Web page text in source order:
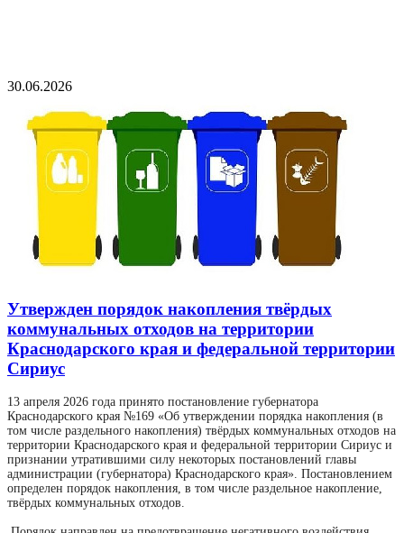
30.06.2026
Утвержден порядок накопления твёрдых
коммунальных отходов на территории
Краснодарского края и федеральной территории
Сириус
13 апреля 2026 года принято постановление губернатора
Краснодарского края №169 «Об утверждении порядка накопления (в
том числе раздельного накопления) твёрдых коммунальных отходов на
территории Краснодарского края и федеральной территории Сириус и
признании утратившими силу некоторых постановлений главы
администрации (губернатора) Краснодарского края». Постановлением
определен порядок накопления, в том числе раздельное накопление,
твёрдых коммунальных отходов.